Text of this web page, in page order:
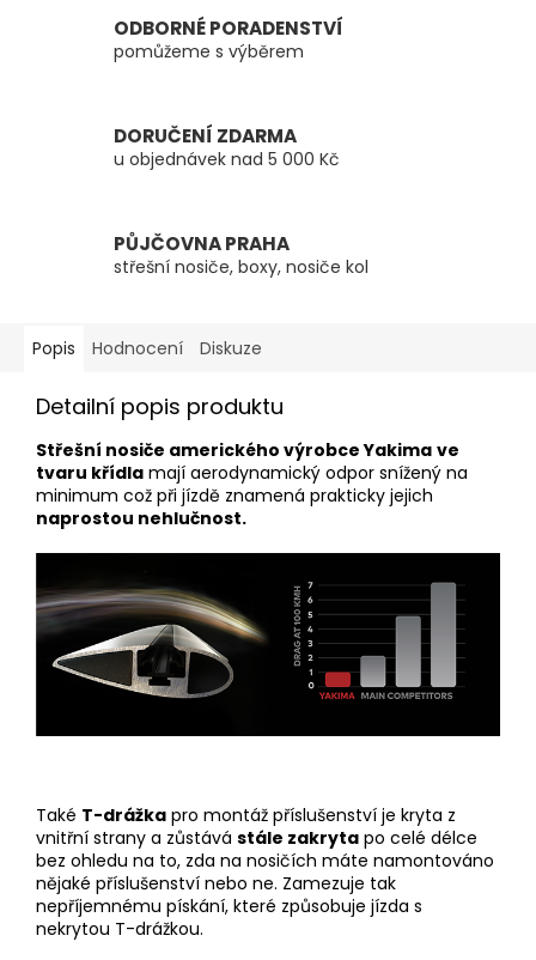
ODBORNÉ PORADENSTVÍ
pomůžeme s výběrem
DORUČENÍ ZDARMA
u objednávek nad 5 000 Kč
PŮJČOVNA PRAHA
střešní nosiče, boxy, nosiče kol
Popis Hodnocení Diskuze
Detailní popis produktu
Střešní nosiče amerického výrobce Yakima ve
tvaru křídla mají aerodynamický odpor snížený na
minimum což při jízdě znamená prakticky jejich
naprostou nehlučnost.
Také T-drážka pro montáž příslušenství je kryta z
vnitřní strany a zůstává stále zakryta po celé délce
bez ohledu na to, zda na nosičích máte namontováno
nějaké příslušenství nebo ne. Zamezuje tak
nepříjemnému pískání, které způsobuje jízda s
nekrytou T-drážkou.